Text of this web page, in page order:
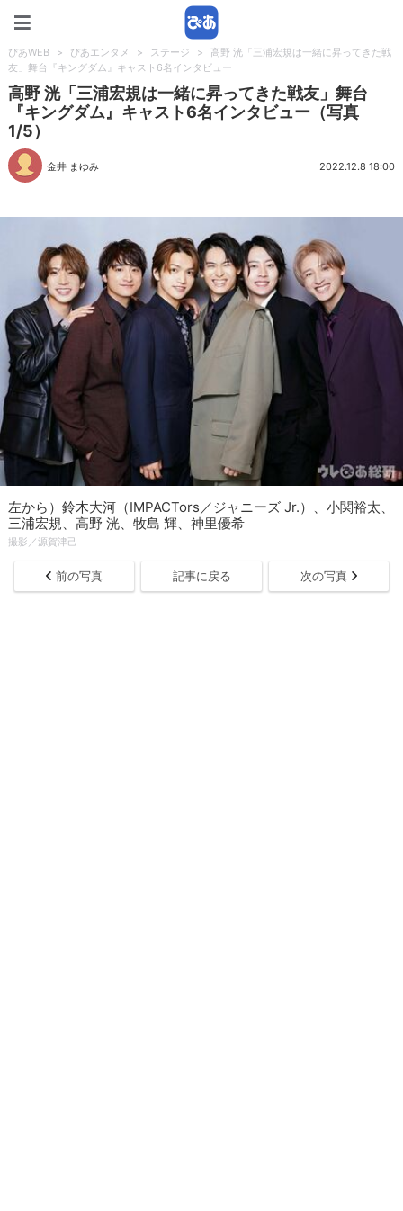
ぴあWEB > ぴあエンタメ > ステージ >
高野 洸「三浦宏規は一緒に昇ってきた戦
友」舞台『キングダム』キャスト6名インタビュー
高野 洸「三浦宏規は一緒に昇ってきた戦友」舞台
『キングダム』キャスト6名インタビュー（写真
1/5）
金井 まゆみ 2022.12.8 18:00
左から）鈴木大河（IMPACTors／ジャニーズ Jr.）、小関裕太、
三浦宏規、高野 洸、牧島 輝、神里優希
撮影／源賀津己
前の写真 記事に戻る 次の写真